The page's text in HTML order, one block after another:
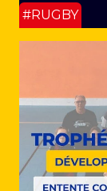
#RUGBY